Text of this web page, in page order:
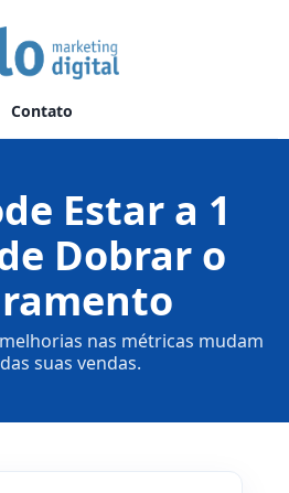
Contato
Estar a 1
Dobrar o
nas métricas mudam
suas vendas.